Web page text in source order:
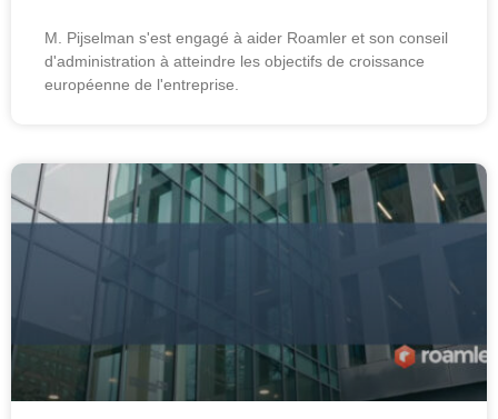
M. Pijselman s'est engagé à aider Roamler et son conseil
d'administration à atteindre les objectifs de croissance
européenne de l'entreprise.